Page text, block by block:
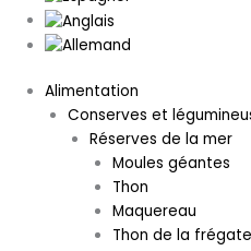
Alimentation
Conserves et
Réserves de la mer
Moules géantes
Thon
Maquereau
Thon de la